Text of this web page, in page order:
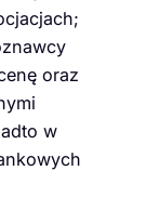
oraz
w